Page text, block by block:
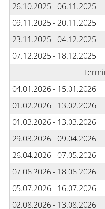
26.10.2025 - 06.11.2025
09.11.2025 - 20.11.2025
23.11.2025 - 04.12.2025
07.12.2025 - 18.12.2025
04.01.2026 - 15.01.2026
01.02.2026 - 13.02.2026
01.03.2026 - 13.03.2026
29.03.2026 - 09.04.2026
26.04.2026 - 07.05.2026
07.06.2026 - 18.06.2026
05.07.2026 - 16.07.2026
02.08.2026 - 13.08.2026